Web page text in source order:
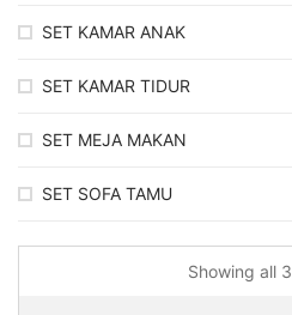
SET KAMAR ANAK
SET KAMAR TIDUR
SET MEJA MAKAN
SET SOFA TAMU
Showing all